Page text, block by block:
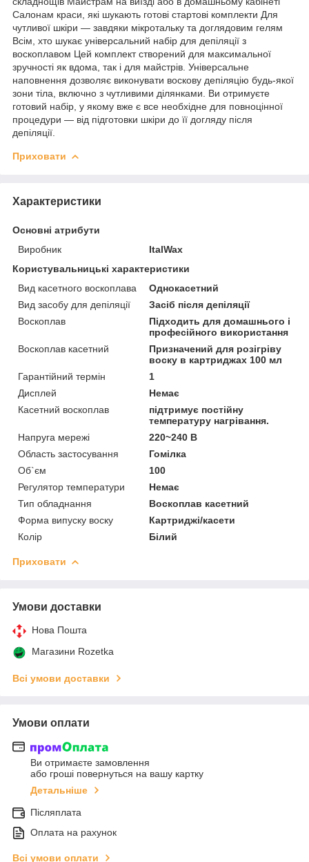
Салонам краси, які шукають готові стартові комплекти Для
чутливої шкіри — завдяки мікротальку та доглядовим гелям
Всім, хто шукає універсальний набір для депіляції з
воскоплавом Цей комплект створений для максимальної
зручності як вдома, так і для майстрів. Універсальне
наповнення дозволяє виконувати воскову депіляцію будь-якої
зони тіла, включно з чутливими ділянками. Ви отримуєте
готовий набір, у якому вже є все необхідне для повноцінної
процедури — від підготовки шкіри до її догляду після
депіляції.
Приховати
Характеристики
Основні атрибути
Виробник
ItalWax
Користувальницькі характеристики
Вид касетного воскоплава
Однокасетний
Вид засобу для депіляції
Засіб після депіляції
Воскоплав
Підходить для домашнього і
професійного використання
Воскоплав касетний
Призначений для розігріву
воску в картриджах 100 мл
Гарантійний термін
1
Дисплей
Немає
Касетний воскоплав
підтримує постійну
температуру нагрівання.
Напруга мережі
220~240 В
Область застосування
Гомілка
Об`єм
100
Регулятор температури
Немає
Тип обладнання
Воскоплав касетний
Форма випуску воску
Картриджі/касети
Колір
Білий
Приховати
Умови доставки
Нова Пошта
Магазини Rozetka
Всі умови доставки
Умови оплати
Ви отримаєте замовлення
або гроші повернуться на вашу картку
Детальніше
Післяплата
Оплата на рахунок
Всі умови оплати